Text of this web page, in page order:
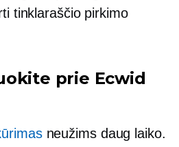
tinklaraščio pirkimo
prie Ecwid
neužims daug laiko.